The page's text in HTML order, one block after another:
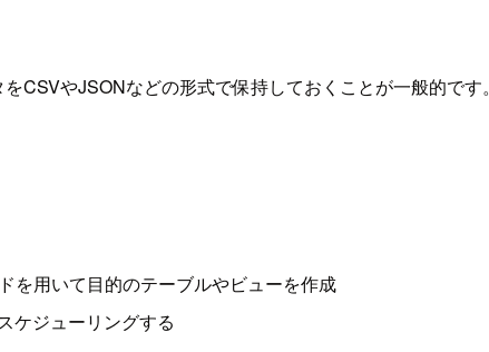
CSVやJSONなどの形式で保持しておくことが一般的です。
を用いて目的のテーブルやビューを作成
ケジューリングする